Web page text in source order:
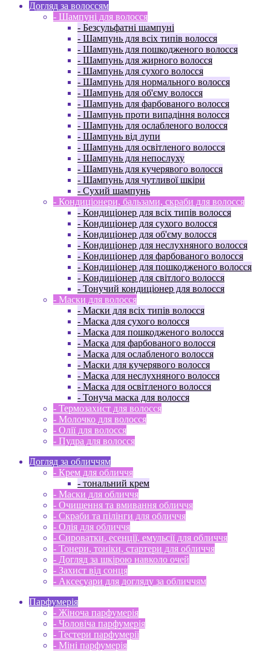
Догляд за волоссям
- Шампуні для волосся
- Безсульфатні шампуні
- Шампунь для всіх типів волосся
- Шампунь для пошкодженого волосся
- Шампунь для жирного волосся
- Шампунь для сухого волосся
- Шампунь для нормального волосся
- Шампунь для об'єму волосся
- Шампунь для фарбованого волосся
- Шампунь проти випадіння волосся
- Шампунь для ослабленого волосся
- Шампунь від лупи
- Шампунь для освітленого волосся
- Шампунь для непослуху
- Шампунь для кучерявого волосся
- Шампунь для чутливої ​​шкіри
- Сухий шампунь
- Кондиціонери, бальзами, скраби для волосся
- Кондиціонер для всіх типів волосся
- Кондиціонер для сухого волосся
- Кондиціонер для об'єму волосся
- Кондиціонер для неслухняного волосся
- Кондиціонер для фарбованого волосся
- Кондиціонер для пошкодженого волосся
- Кондиціонер для світлого волосся
- Тонучий кондиціонер для волосся
- Маски для волосся
- Маски для всіх типів волосся
- Маска для сухого волосся
- Маска для пошкодженого волосся
- Маска для фарбованого волосся
- Маска для ослабленого волосся
- Маски для кучерявого волосся
- Маска для неслухняного волосся
- Маска для освітленого волосся
- Тонуча маска для волосся
- Термозахист для волосся
- Молочко для волосся
- Олії для волосся
- Пудра для волосся
Догляд за обличчям
- Крем для обличчя
- тональний крем
- Маски для обличчя
- Очищення та вмивання обличчя
- Скраби та пілінги для обличчя
- Олія для обличчя
- Сироватки, есенції, емульсії для обличчя
- Тонери, тоніки, стартери для обличчя
- Догляд за шкірою навколо очей
- Захист від сонця
- Аксесуари для догляду за обличчям
Парфумерія
- Жіноча парфумерія
- Чоловіча парфумерія
- Тестери парфумерії
- Міні парфумерія